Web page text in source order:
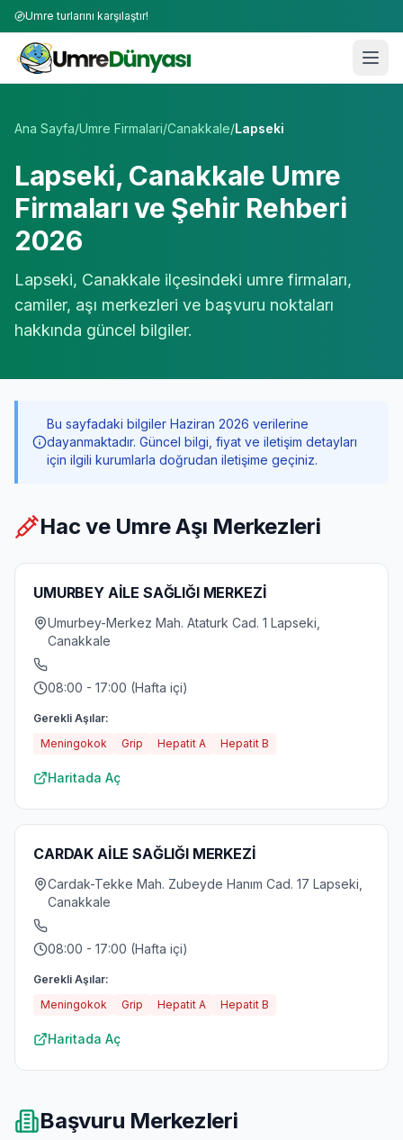
Umre turlarını karşılaştır!
Ana Sayfa/Umre Firmalari/Canakkale/Lapseki
Lapseki, Canakkale Umre
Firmaları ve Şehir Rehberi
2026
Lapseki, Canakkale ilçesindeki umre firmaları,
camiler, aşı merkezleri ve başvuru noktaları
hakkında güncel bilgiler.
Bu sayfadaki bilgiler Haziran 2026 verilerine
dayanmaktadır. Güncel bilgi, fiyat ve iletişim detayları
için ilgili kurumlarla doğrudan iletişime geçiniz.
Hac ve Umre Aşı Merkezleri
UMURBEY AİLE SAĞLIĞI MERKEZİ
Umurbey-Merkez Mah. Ataturk Cad. 1 Lapseki,
Canakkale
08:00 - 17:00 (Hafta içi)
Gerekli Aşılar:
Meningokok
Grip Hepatit A Hepatit B
Haritada Aç
CARDAK AİLE SAĞLIĞI MERKEZİ
Cardak-Tekke Mah. Zubeyde Hanım Cad. 17 Lapseki,
Canakkale
08:00 - 17:00 (Hafta içi)
Gerekli Aşılar:
Meningokok
Grip Hepatit A Hepatit B
Haritada Aç
Başvuru Merkezleri